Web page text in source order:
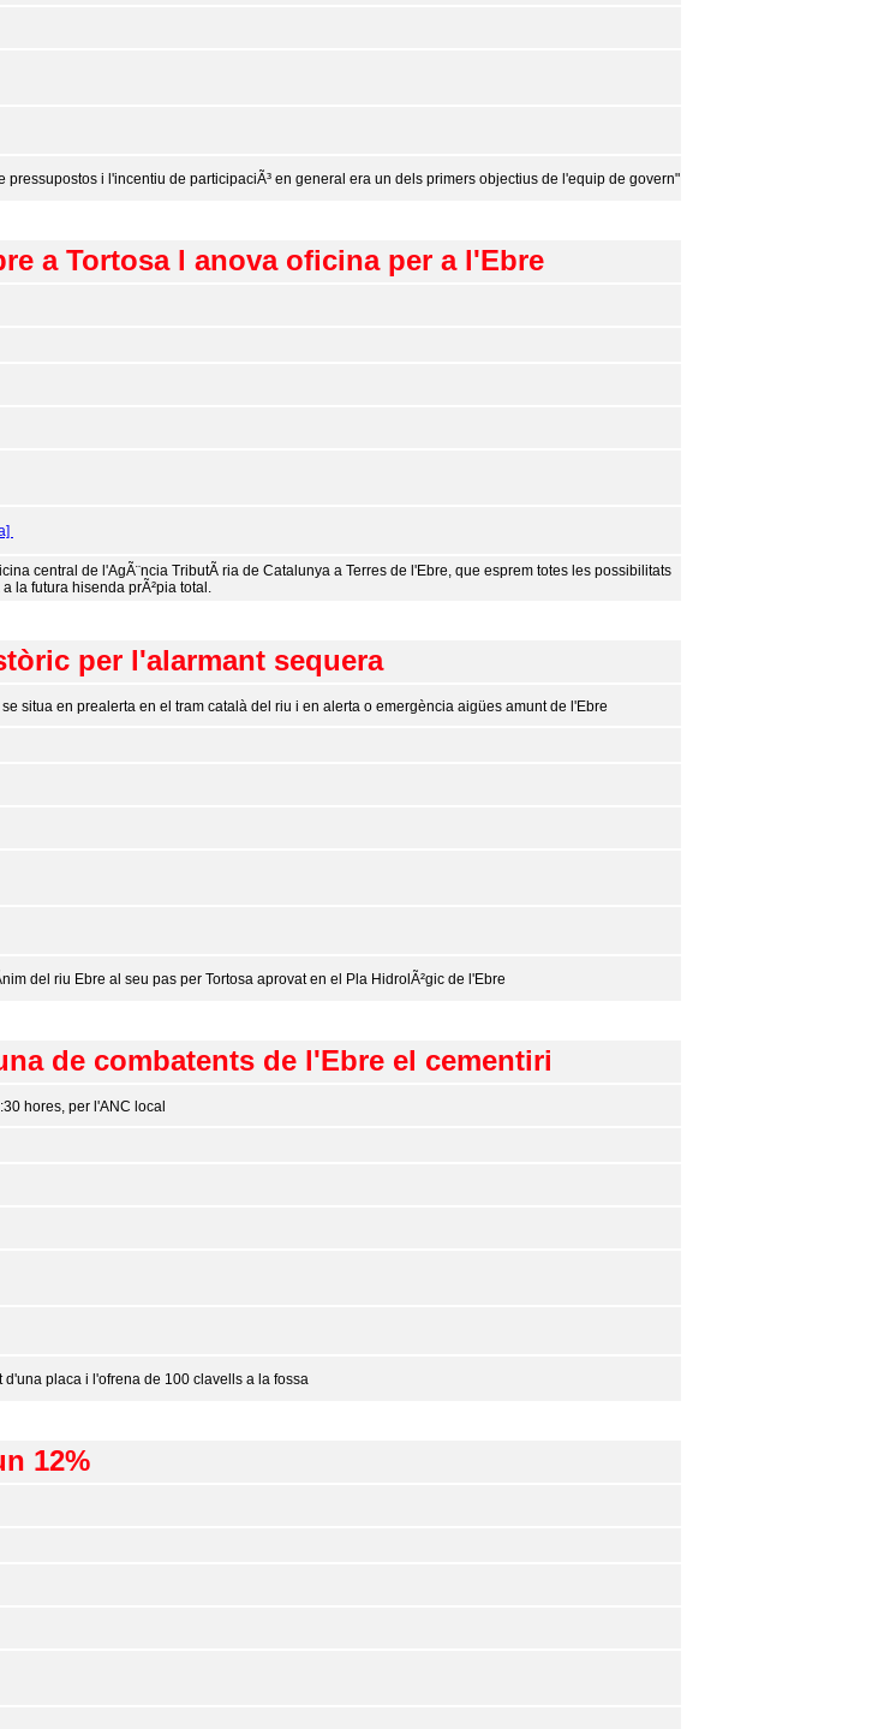
pressupostos i l'incentiu de participaciÃ³ en general era un dels primers objectius de l'equip de govern"
a Tortosa l anova oficina per a l'Ebre
central de l'AgÃ¨ncia TributÃ ria de Catalunya a Terres de l'Ebre, que esprem totes les possibilitats
la futura hisenda prÃ²pia total.
per l'alarmant sequera
situa en prealerta en el tram català del riu i en alerta o emergència aigües amunt de l'Ebre
del riu Ebre al seu pas per Tortosa aprovat en el Pla HidrolÃ²gic de l'Ebre
de combatents de l'Ebre el cementiri
hores, per l'ANC local
placa i l'ofrena de 100 clavells a la fossa
12%